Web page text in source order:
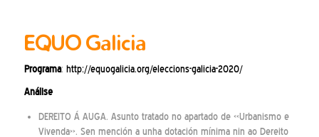
EQUO Galicia
Programa: http://equogalicia.org/eleccions-galicia-2020/
Análise
DEREITO Á AUGA. Asunto tratado no apartado de «Urbanismo e
Vivenda». Sen mención a unha dotación mínima nin ao Dereito